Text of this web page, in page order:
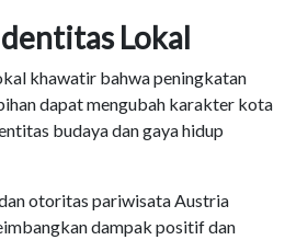
Lokal
khawatir bahwa peningkatan
dapat mengubah karakter kota
budaya dan gaya hidup
otoritas pariwisata Austria
dampak positif dan